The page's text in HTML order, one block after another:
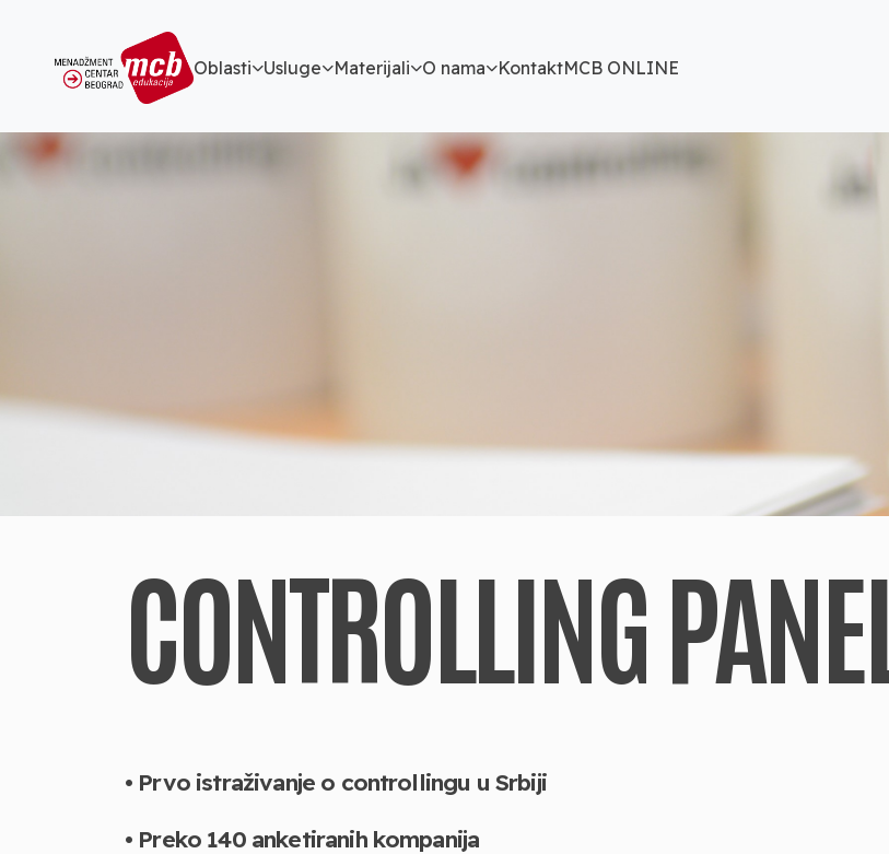
Oblasti Usluge Materijali O nama KontaktMCB ONLINE
CONTROLLING PANEL
• Prvo istraživanje o controllingu u Srbiji
• Preko 140 anketiranih kompanija